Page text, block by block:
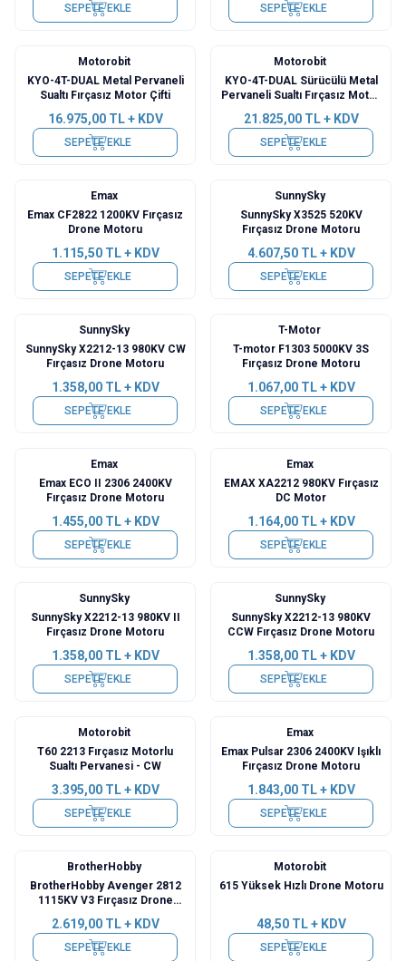
SEPETE EKLE SEPETE EKLE
Motorobit
KYO-4T-DUAL Metal Pervaneli
Sualtı Fırçasız Motor Çifti
16.975,00TL + KDV
SEPETE EKLE
Motorobit
KYO-4T-DUAL Sürücülü Metal
Pervaneli Sualtı Fırçasız Motor
21.825,00TL + KDV
SEPETE EKLE
Emax
Emax CF2822 1200KV Fırçasız
Drone Motoru
1.115,50TL + KDV
SEPETE EKLE
SunnySky
SunnySky X3525 520KV
Fırçasız Drone Motoru
4.607,50TL + KDV
SEPETE EKLE
SunnySky
SunnySky X2212-13 980KV CW
Fırçasız Drone Motoru
1.358,00TL + KDV
SEPETE EKLE
T-Motor
T-motor F1303 5000KV 3S
Fırçasız Drone Motoru
1.067,00TL + KDV
SEPETE EKLE
Emax
Emax ECO II 2306 2400KV
Fırçasız Drone Motoru
1.455,00TL + KDV
SEPETE EKLE
Emax
EMAX XA2212 980KV Fırçasız
DC Motor
1.164,00TL + KDV
SEPETE EKLE
SunnySky
SunnySky X2212-13 980KV II
Fırçasız Drone Motoru
1.358,00TL + KDV
SEPETE EKLE
SunnySky
SunnySky X2212-13 980KV
CCW Fırçasız Drone Motoru
1.358,00TL + KDV
SEPETE EKLE
Motorobit
T60 2213 Fırçasız Motorlu
Sualtı Pervanesi - CW
3.395,00TL + KDV
SEPETE EKLE
Emax
Emax Pulsar 2306 2400KV Işıklı
Fırçasız Drone Motoru
1.843,00TL + KDV
SEPETE EKLE
BrotherHobby
BrotherHobby Avenger 2812
1115KV V3 Fırçasız Drone
2.619,00TL + KDV
SEPETE EKLE
Motorobit
615 Yüksek Hızlı Drone Motoru
48,50TL + KDV
SEPETE EKLE